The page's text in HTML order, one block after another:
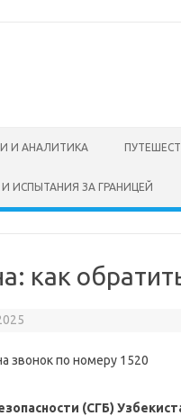
И АНАЛИТИКА
ИСПЫТАНИЯ ЗА ГРАНИЦЕЙ
как
(СГБ)